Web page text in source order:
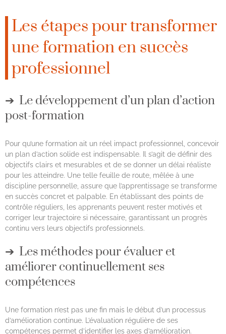
Les étapes pour transformer
une formation en succès
professionnel
Le développement d’un plan d’action
post-formation
Pour qu’une formation ait un réel impact professionnel, concevoir
un plan d’action solide est indispensable. Il s’agit de définir des
objectifs clairs et mesurables et de se donner un délai réaliste
pour les atteindre. Une telle feuille de route, mêlée à une
discipline personnelle, assure que l’apprentissage se transforme
en succès concret et palpable. En établissant des points de
contrôle réguliers, les apprenants peuvent rester motivés et
corriger leur trajectoire si nécessaire, garantissant un progrès
continu vers leurs objectifs professionnels.
Les méthodes pour évaluer et
améliorer continuellement ses
compétences
Une formation n’est pas une fin mais le début d’un processus
d’amélioration continue. L’évaluation régulière de ses
compétences permet d’identifier les axes d’amélioration.